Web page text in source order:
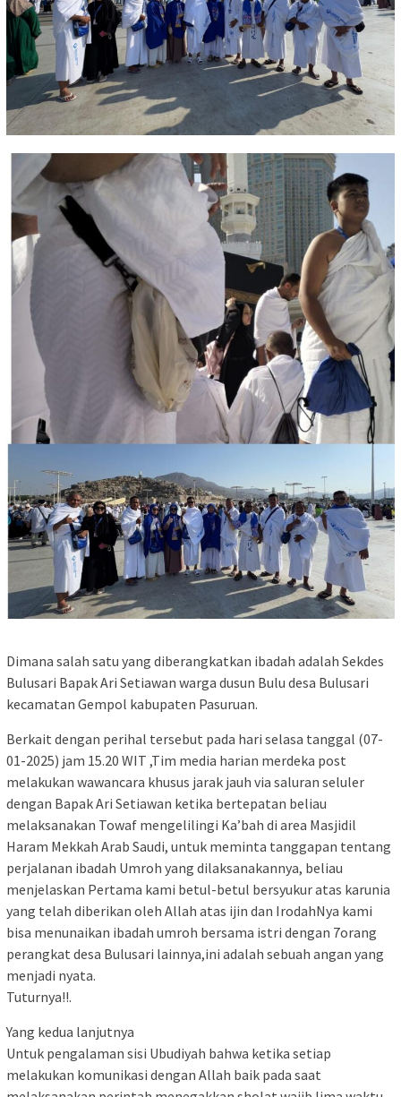
Dimana salah satu yang diberangkatkan ibadah adalah Sekdes
Bulusari Bapak Ari Setiawan warga dusun Bulu desa Bulusari
kecamatan Gempol kabupaten Pasuruan.
Berkait dengan perihal tersebut pada hari selasa tanggal (07-
01-2025) jam 15.20 WIT ,Tim media harian merdeka post
melakukan wawancara khusus jarak jauh via saluran seluler
dengan Bapak Ari Setiawan ketika bertepatan beliau
melaksanakan Towaf mengelilingi Ka’bah di area Masjidil
Haram Mekkah Arab Saudi, untuk meminta tanggapan tentang
perjalanan ibadah Umroh yang dilaksanakannya, beliau
menjelaskan Pertama kami betul-betul bersyukur atas karunia
yang telah diberikan oleh Allah atas ijin dan IrodahNya kami
bisa menunaikan ibadah umroh bersama istri dengan 7orang
perangkat desa Bulusari lainnya,ini adalah sebuah angan yang
menjadi nyata.
Tuturnya!!.
Yang kedua lanjutnya
Untuk pengalaman sisi Ubudiyah bahwa ketika setiap
melakukan komunikasi dengan Allah baik pada saat